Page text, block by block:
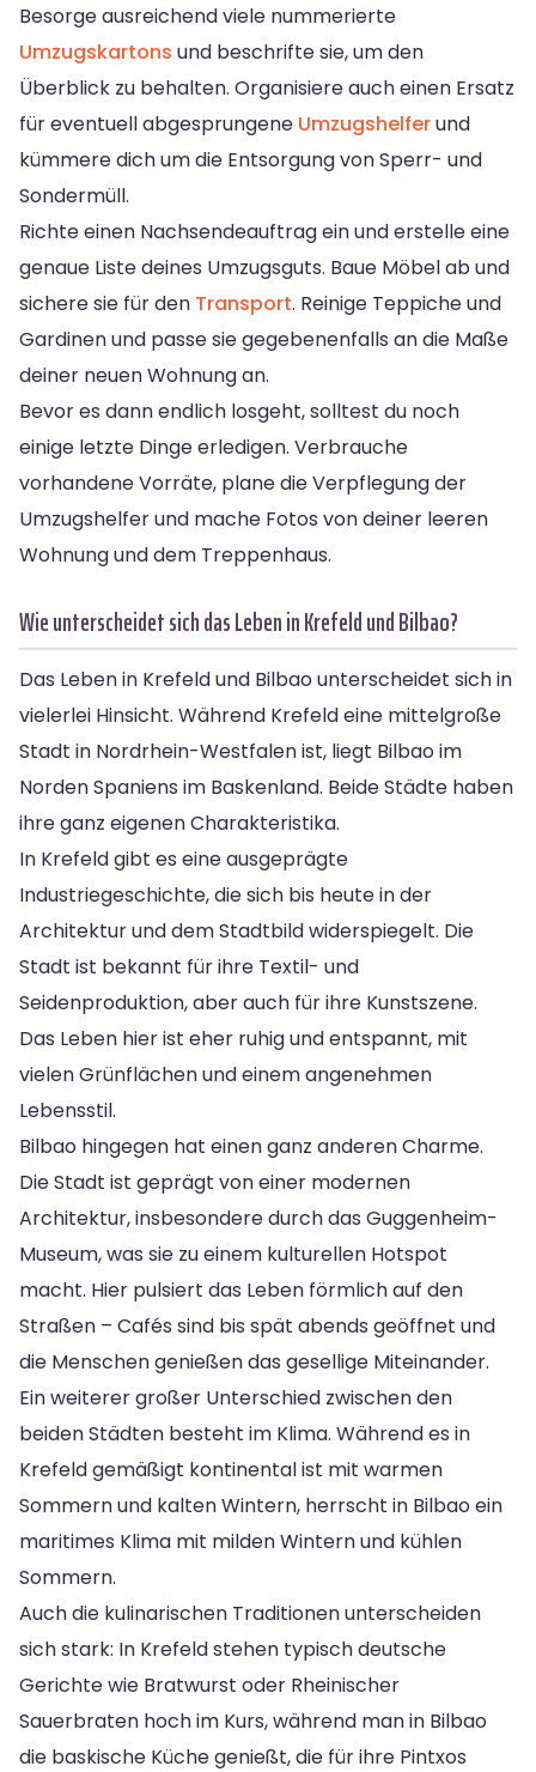
Besorge ausreichend viele nummerierte
Umzugskartons und beschrifte sie, um den
Überblick zu behalten. Organisiere auch einen Ersatz
für eventuell abgesprungene Umzugshelferund
kümmere dich um die Entsorgung von Sperr- und
Sondermüll.
Richte einen Nachsendeauftrag ein und erstelle eine
genaue Liste deines Umzugsguts. Baue Möbel ab und
sichere sie für den Transport. Reinige Teppiche und
Gardinen und passe sie gegebenenfalls an die Maße
deiner neuen Wohnung an.
Bevor es dann endlich losgeht, solltest du noch
einige letzte Dinge erledigen. Verbrauche
vorhandene Vorräte, plane die Verpflegung der
Umzugshelfer und mache Fotos von deiner leeren
Wohnung und dem Treppenhaus.
Wie unterscheidet sich das Leben in Krefeld und Bilbao?
Das Leben in Krefeld und Bilbao unterscheidet sich in
vielerlei Hinsicht. Während Krefeld eine mittelgroße
Stadt in Nordrhein-Westfalen ist, liegt Bilbao im
Norden Spaniens im Baskenland. Beide Städte haben
ihre ganz eigenen Charakteristika.
In Krefeld gibt es eine ausgeprägte
Industriegeschichte, die sich bis heute in der
Architektur und dem Stadtbild widerspiegelt. Die
Stadt ist bekannt für ihre Textil- und
Seidenproduktion, aber auch für ihre Kunstszene.
Das Leben hier ist eher ruhig und entspannt, mit
vielen Grünflächen und einem angenehmen
Lebensstil.
Bilbao hingegen hat einen ganz anderen Charme.
Die Stadt ist geprägt von einer modernen
Architektur, insbesondere durch das Guggenheim-
Museum, was sie zu einem kulturellen Hotspot
macht. Hier pulsiert das Leben förmlich auf den
Straßen – Cafés sind bis spät abends geöffnet und
die Menschen genießen das gesellige Miteinander.
Ein weiterer großer Unterschied zwischen den
beiden Städten besteht im Klima. Während es in
Krefeld gemäßigt kontinental ist mit warmen
Sommern und kalten Wintern, herrscht in Bilbao ein
maritimes Klima mit milden Wintern und kühlen
Sommern.
Auch die kulinarischen Traditionen unterscheiden
sich stark: In Krefeld stehen typisch deutsche
Gerichte wie Bratwurst oder Rheinischer
Sauerbraten hoch im Kurs, während man in Bilbao
die baskische Küche genießt, die für ihre Pintxos